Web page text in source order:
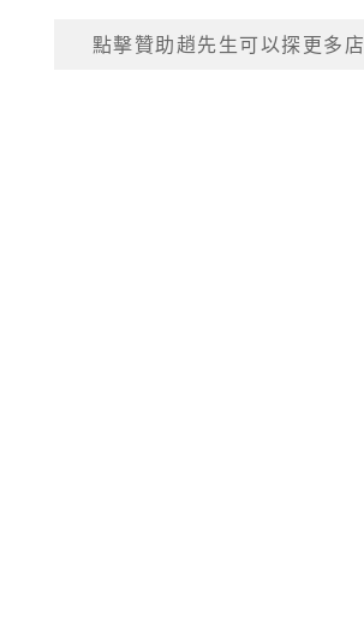
點擊贊助趙先生可以探更多店